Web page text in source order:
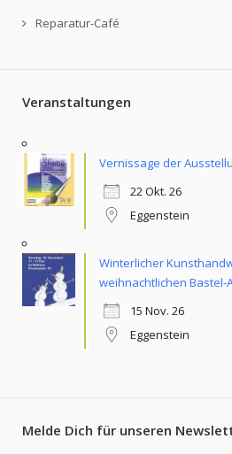
Reparatur-Café
Veranstaltungen
Vernissage der
22 Okt. 26
Eggenstein
Winterlicher
weihnachtlichen Bastel-
15 Nov. 26
Eggenstein
Melde Dich für unseren